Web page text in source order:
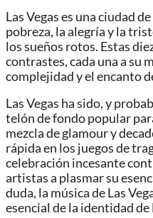
Las Vegas es una ciudad
pobreza, la alegría y la
los sueños rotos. Estas
contrastes, cada una a su
complejidad y el encanto
Las Vegas ha sido, y
telón de fondo popular
mezcla de glamour y
rápida en los juegos de
celebración incesante
artistas a plasmar su
duda, la música de Las
esencial de la identidad de